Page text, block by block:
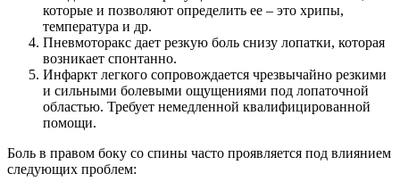
которые и позволяют определить ее – это хрипы,
температура и др.
Пневмоторакс дает резкую боль снизу лопатки, которая
возникает спонтанно.
Инфаркт легкого сопровождается чрезвычайно резкими
и сильными болевыми ощущениями под лопаточной
областью. Требует немедленной квалифицированной
помощи.
Боль в правом боку со спины часто проявляется под влиянием
следующих проблем: